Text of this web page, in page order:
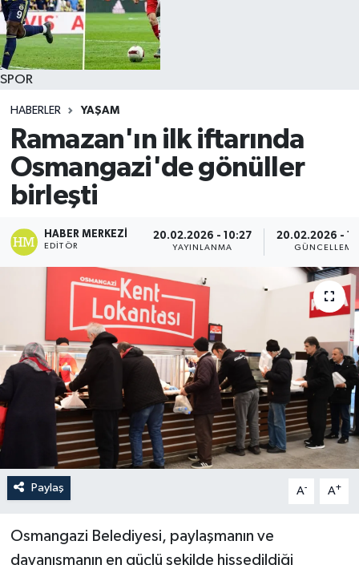
SPOR
HABERLER YAŞAM
Ramazan'ın ilk iftarında
Osmangazi'de gönüller
birleşti
HABER MERKEZI
EDITÖR
20.02.2026 - 10:27
YAYINLANMA
20.02.2026 -
GÜNCELLEME
Paylaş A- A+
Osmangazi Belediyesi, paylaşmanın ve
dayanışmanın en güçlü şekilde hissedildiği